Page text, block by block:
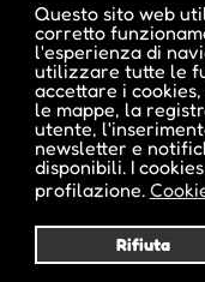
Questo sito web
corretto
l'esperienza di
utilizzare tutte le
accettare i
le mappe, la
utente,
newsletter e
disponibili. I
profilazione.
Rifiuta